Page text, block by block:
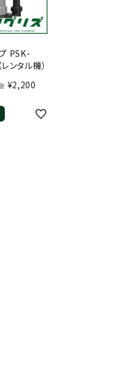
PSK-
ンタル機）
¥2,200